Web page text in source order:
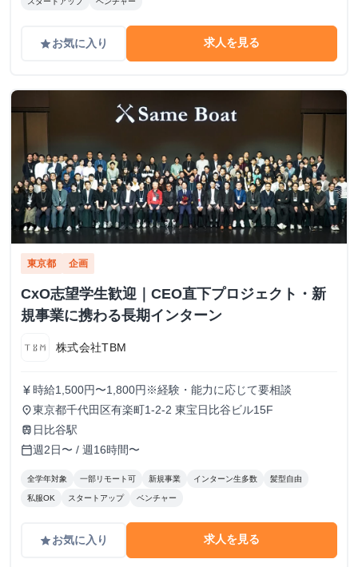
gradeお気に入り 求人を見る
東京都 企画
CxO志望学生歓迎｜CEO直下プロジェクト・新
規事業に携わる長期インターン
株式会社TBM
currency_yen 時給1,500円〜1,800円※経験・能力に応じて要相談
place東京都千代田区有楽町1-2-2 東宝日比谷ビル15F
train 日比谷駅
calendar_today週2日〜 / 週16時間〜
全学年対象 一部リモート可 新規事業 インターン生多数 髪型自由
私服OK スタートアップ ベンチャー
gradeお気に入り 求人を見る